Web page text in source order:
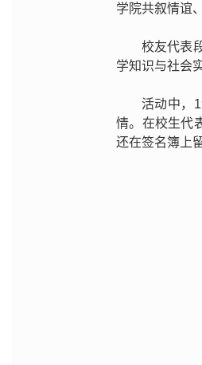
学院共叙情谊
校友代表
学知识与社会
活动中，
情。在校生代
还在签名簿上